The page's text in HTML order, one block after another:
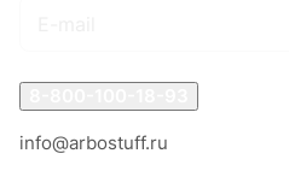
info@arbostuff.ru